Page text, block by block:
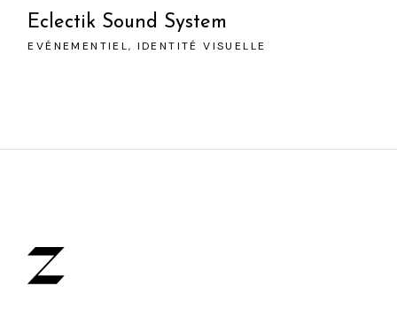
Eclectik Sound System
EVÉNEMENTIEL IDENTITÉ VISUELLE